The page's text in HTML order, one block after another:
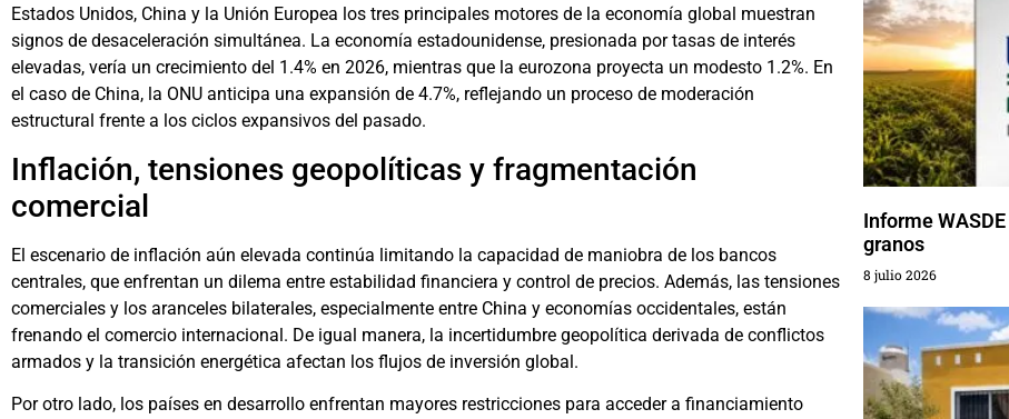
Estados Unidos, China y la Unión Europea los tres principales motores de la economía global muestran
signos de desaceleración simultánea. La economía estadounidense, presionada por tasas de interés
elevadas, vería un crecimiento del 1.4% en 2026, mientras que la eurozona proyecta un modesto 1.2%. En
el caso de China, la ONU anticipa una expansión de 4.7%, reflejando un proceso de moderación
estructural frente a los ciclos expansivos del pasado.
Inflación, tensiones geopolíticas y fragmentación
comercial
El escenario de inflación aún elevada continúa limitando la capacidad de maniobra de los bancos
centrales, que enfrentan un dilema entre estabilidad financiera y control de precios. Además, las tensiones
comerciales y los aranceles bilaterales, especialmente entre China y economías occidentales, están
frenando el comercio internacional. De igual manera, la incertidumbre geopolítica derivada de conflictos
armados y la transición energética afectan los flujos de inversión global.
Por otro lado, los países en desarrollo enfrentan mayores restricciones para acceder a financiamiento
Informe
granos
8 julio 2026